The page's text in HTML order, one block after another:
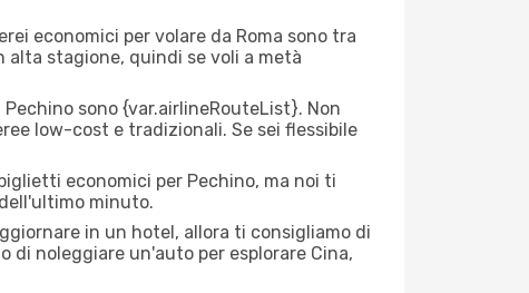
economici per volare da Roma sono tra
stagione, quindi se voli a metà
sono {​var.airlineRouteList}. Non
low-cost e tradizionali. Se sei flessibile
economici per Pechino, ma noi ti
minuto.
in un hotel, allora ti consigliamo di
di noleggiare un'auto per esplorare Cina,